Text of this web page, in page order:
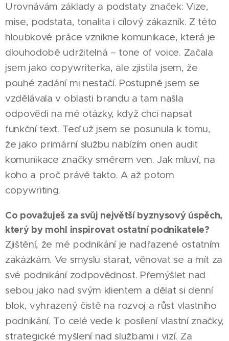
Urovnávám základy a podstaty značek: Vize,
mise, podstata, tonalita i cílový zákazník. Z této
hloubkové práce vznikne komunikace, která je
dlouhodobě udržitelná – tone of voice. Začala
jsem jako copywriterka, ale zjistila jsem, že
pouhé zadání mi nestačí. Postupně jsem se
vzdělávala v oblasti brandu a tam našla
odpovědi na mé otázky, když chci napsat
funkční text. Teď už jsem se posunula k tomu,
že jako primární službu nabízím onen audit
komunikace značky směrem ven. Jak mluví, na
koho a proč právě takto. A až potom
copywriting.
Co považuješ za svůj největší byznysový úspěch,
který by mohl inspirovat ostatní podnikatele?
Zjištění, že mé podnikání je nadřazené ostatním
zakázkám. Ve smyslu starat, věnovat se a mít za
své podnikání zodpovědnost. Přemýšlet nad
sebou jako nad svým klientem a dělat si denní
blok, vyhrazený čistě na rozvoj a růst vlastního
podnikání. To celé vede k posílení vlastní značky,
strategické myšlení nad službami i vizí. Za